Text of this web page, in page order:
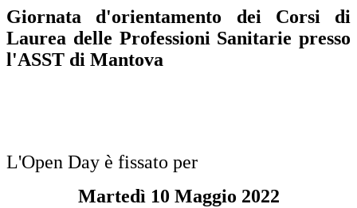
Giornata d'orientamento dei Corsi di
Laurea delle Professioni Sanitarie presso
l'ASST di Mantova
L'Open Day è fissato per
Martedì 10 Maggio 2022